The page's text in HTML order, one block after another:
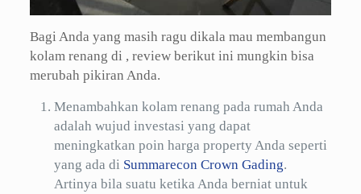
Bagi Anda yang masih ragu dikala mau membangun
kolam renang di , review berikut ini mungkin bisa
merubah pikiran Anda.
Menambahkan kolam renang pada rumah Anda
adalah wujud investasi yang dapat
meningkatkan poin harga property Anda seperti
yang ada di Summarecon Crown Gading.
Artinya bila suatu ketika Anda berniat untuk